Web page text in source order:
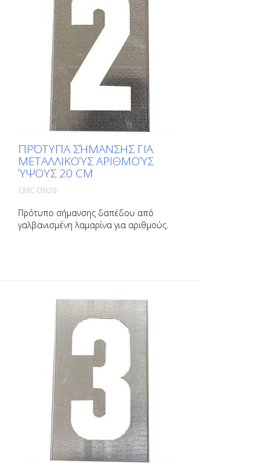
ΠΡΌΤΥΠΑ ΣΉΜΑΝΣΗΣ ΓΙΑ
ΜΕΤΑΛΛΙΚΟΎΣ ΑΡΙΘΜΟΎΣ
ΎΨΟΥΣ 20 CM
CMC-DN20
Πρότυπο σήμανσης δαπέδου από
γαλβανισμένη λαμαρίνα για αριθμούς.